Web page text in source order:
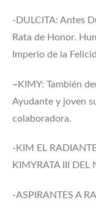
-DULCITA: Antes
Rata de Honor.
Imperio de la
– KIMY: También
Ayudante y joven
colaboradora.
-KIM EL
KIMYRATA III DEL
-ASPIRANTES A